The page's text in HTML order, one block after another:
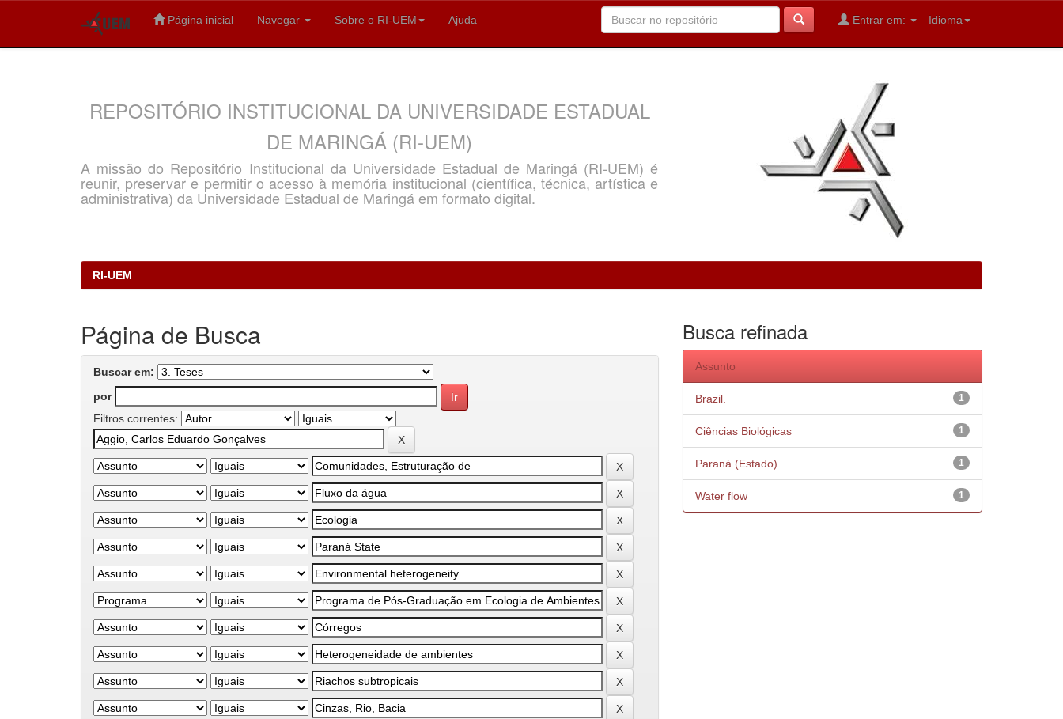
Página inicial Navegar Sobre o RI-UEM Ajuda Idioma
Entrar em:
REPOSITÓRIO INSTITUCIONAL DA UNIVERSIDADE ESTADUAL
DE MARINGÁ (RI-UEM)
A missão do Repositório Institucional da Universidade Estadual de Maringá (RI-UEM) é
reunir, preservar e permitir o acesso à memória institucional (científica, técnica, artística e
administrativa) da Universidade Estadual de Maringá em formato digital.
RI-UEM
Página de Busca
Buscar em:
por
Filtros correntes:
Busca refinada
Assunto
1
Brazil.
1
Ciências Biológicas
1
Paraná (Estado)
1
Water flow